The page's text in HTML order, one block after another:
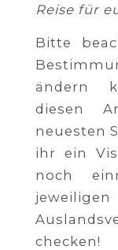
Reise für
Bitte
ändern
diesen
neuesten
ihr ein
noch
checken!